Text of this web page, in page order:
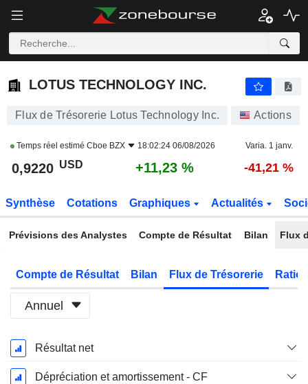
LOTUS TECHNOLOGY INC.
LOTUS TECHNOLOGY INC.
Flux de Trésorerie Lotus Technology Inc. Actions
Temps réel estimé Cboe BZX 18:02:24 06/08/2026 Varia. 1 janv.
0,9220 USD +11,23 % -41,21 %
Synthèse Cotations Graphiques Actualités
Prévisions des Analystes Compte de Résultat Bilan Flux
Compte de Résultat Bilan Flux de Trésorerie
Annuel
Période
Fiscale:
Décembre
Résultat net
Dépréciation et amortissement - CF